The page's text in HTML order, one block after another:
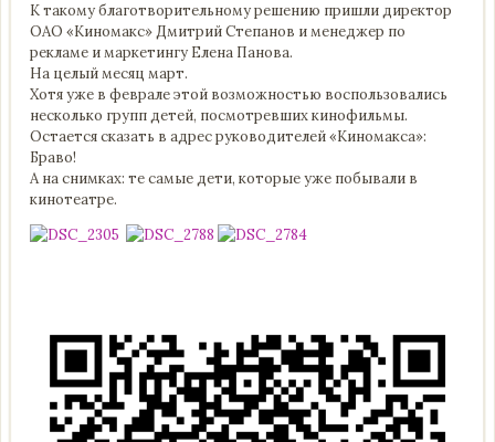
К такому благотворительному решению пришли директор
ОАО «Киномакс» Дмитрий Степанов и менеджер по
рекламе и маркетингу Елена Панова.
На целый месяц март.
Хотя уже в феврале этой возможностью воспользовались
несколько групп детей, посмотревших кинофильмы.
Остается сказать в адрес руководителей «Киномакса»:
Браво!
А на снимках: те самые дети, которые уже побывали в
кинотеатре.